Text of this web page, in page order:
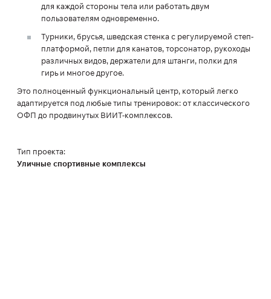
для каждой стороны тела или работать двум
пользователям одновременно.
Турники, брусья, шведская стенка с регулируемой степ-
платформой, петли для канатов, торсонатор, рукоходы
различных видов, держатели для штанги, полки для
гирь и многое другое.
Это полноценный функциональный центр, который легко
адаптируется под любые типы тренировок: от классического
ОФП до продвинутых ВИИТ-комплексов.
Тип проекта:
Уличные спортивные комплексы